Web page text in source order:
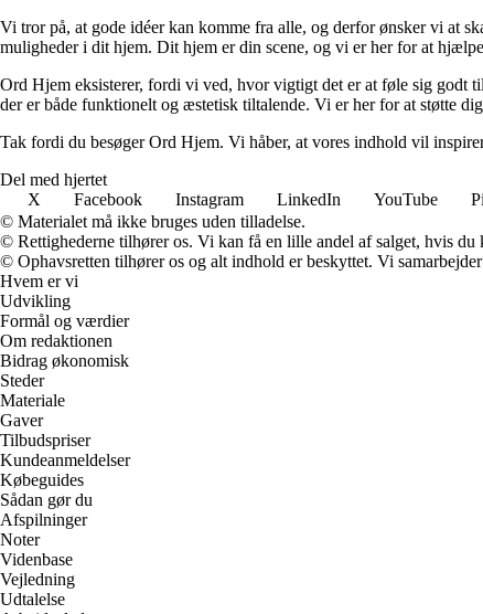
Vi tror på, at gode idéer kan komme fra alle, og derfor ønsker vi at
muligheder i dit hjem. Dit hjem er din scene, og vi er her for at
Ord Hjem eksisterer, fordi vi ved, hvor vigtigt det er at føle sig godt
der er både funktionelt og æstetisk tiltalende. Vi er her for at støtte
Tak fordi du besøger Ord Hjem. Vi håber, at vores indhold vil
Del med hjertet
X
Facebook Instagram LinkedIn YouTube
© Materialet må ikke bruges uden tilladelse.
© Rettighederne tilhører os. Vi kan få en lille andel af salget, hvis du
© Ophavsretten tilhører os og alt indhold er beskyttet. Vi
Hvem er vi
Udvikling
Formål og værdier
Om redaktionen
Bidrag økonomisk
Steder
Materiale
Gaver
Tilbudspriser
Kundeanmeldelser
Købeguides
Sådan gør du
Afspilninger
Noter
Videnbase
Vejledning
Udtalelse